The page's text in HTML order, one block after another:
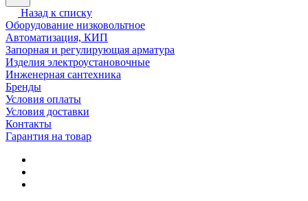
Назад к списку
Оборудование низковольтное
Автоматизация, КИП
Запорная и регулирующая арматура
Изделия электроустановочные
Инженерная сантехника
Бренды
Условия оплаты
Условия доставки
Контакты
Гарантия на товар